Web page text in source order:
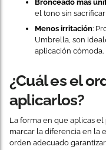
Bronceado más
el tono sin
Menos irritación:
Umbrella, son
aplicación cómoda.
¿Cuál es el
aplicarlos?
La forma en que aplicas el
marcar la diferencia en la
orden adecuado